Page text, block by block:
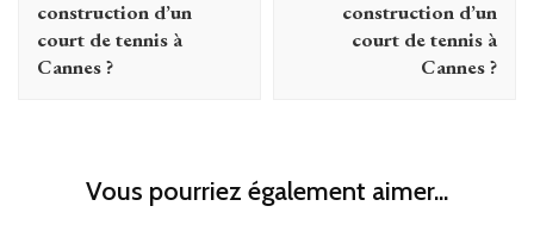
construction d’un
court de tennis à
Cannes ?
construction d’un
court de tennis à
Cannes ?
Vous pourriez également aimer...